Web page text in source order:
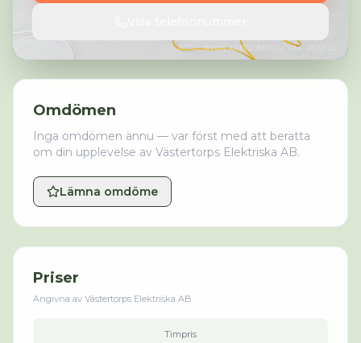
FOTO:WWW.KABOOMPICS.COM· PEXELS
Omdömen
Inga omdömen ännu — var först med att berätta
om din upplevelse av Västertorps Elektriska AB.
Lämna omdöme
Priser
Angivna av Västertorps Elektriska AB
Timpris